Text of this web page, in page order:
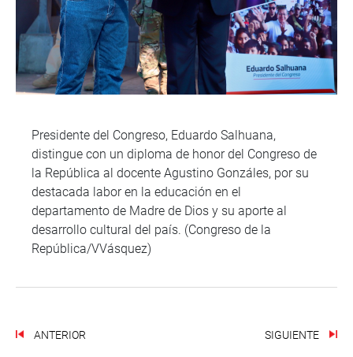
Presidente del Congreso, Eduardo Salhuana,
distingue con un diploma de honor del Congreso de
la República al docente Agustino Gonzáles, por su
destacada labor en la educación en el
departamento de Madre de Dios y su aporte al
desarrollo cultural del país. (Congreso de la
República/VVásquez)
ANTERIOR SIGUIENTE